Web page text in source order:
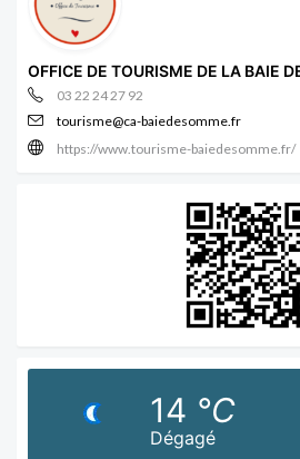
OFFICE DE TOURISME DE LA BAIE
03 22 24 27 92
tourisme@ca-baiedesomme.fr
https://www.tourisme-baiedesomme.fr/
Dégagé
14 °C